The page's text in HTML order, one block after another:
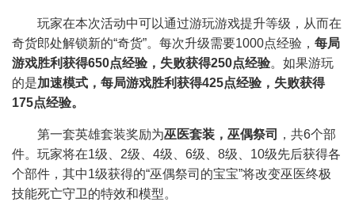
玩家在本次活动中可以通过游玩游戏提升等级，从而在
奇货郎处解锁新的“奇货”。每次升级需要1000点经验， 每局
游戏胜利获得650点经验，失败获得250点经验。如果游玩
的是加速模式，每局游戏胜利获得425点经验，失败获得
175点经验。
第一套英雄套装奖励为巫医套装，巫偶祭司
，共6个部
件。玩家将在1级、2级、4级、6级、8级、10级先后获得各
个部件，其中1级获得的“巫偶祭司的宝宝”将改变巫医终极
技能死亡守卫的特效和模型。